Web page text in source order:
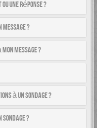
une réponse ?
?
message ?
à un sondage ?
sondage ?